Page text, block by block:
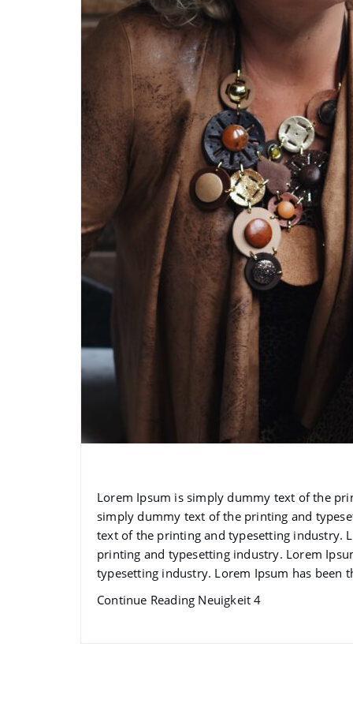
Lorem Ipsum is simply dummy text of the
simply dummy text of the printing and
text of the printing and typesetting industry.
printing and typesetting industry. Lorem
typesetting industry. Lorem Ipsum has been
Continue Reading Neuigkeit 4